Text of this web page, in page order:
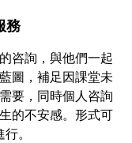
務
咨詢，與他們一起
圖，補足因課堂未
要，同時個人咨詢
的不安感。形式可
。